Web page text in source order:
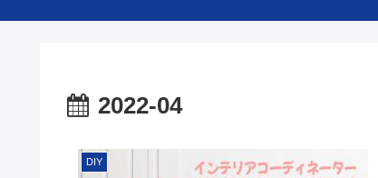
2022-04
DIY